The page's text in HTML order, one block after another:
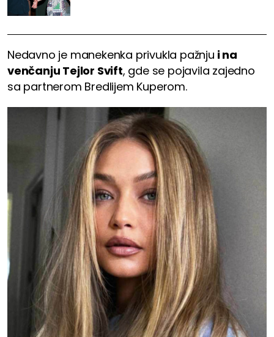
Nedavno je manekenka privukla pažnju i na
venčanju Tejlor Svift, gde se pojavila zajedno
sa partnerom Bredlijem Kuperom.